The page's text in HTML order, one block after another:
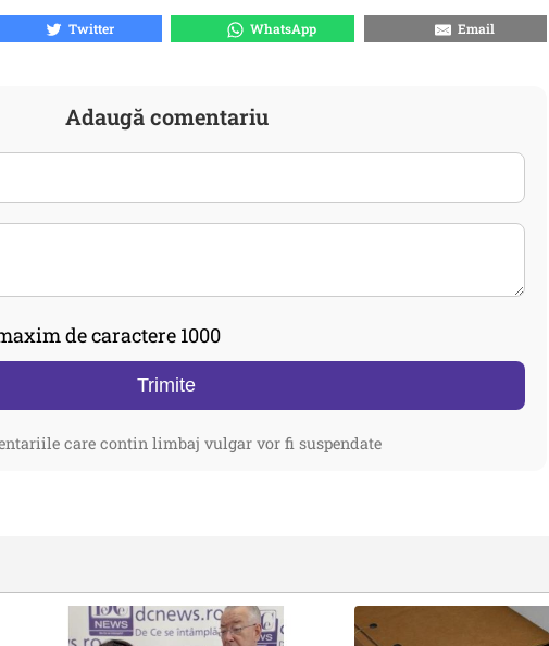
Twitter WhatsApp Email
Adaugă comentariu
de caractere 1000
Trimite
care contin limbaj vulgar vor fi suspendate